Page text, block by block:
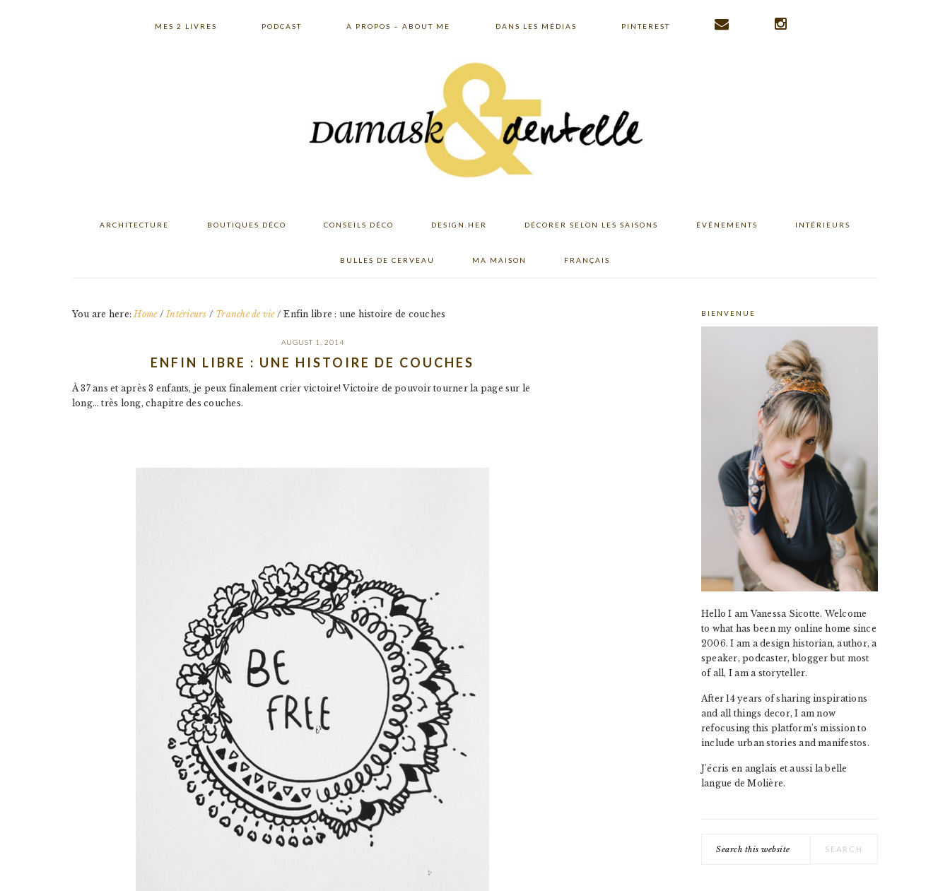
MES 2 LIVRES PODCAST À PROPOS – ABOUT ME DANS LES MÉDIAS PINTEREST
ARCHITECTURE BOUTIQUES DÉCO CONSEILS DÉCO DESIGN.HER DÉCORER SELON LES SAISONS ÉVÉNEMENTS INTÉRIEURS
BULLES DE CERVEAU MA MAISON FRANÇAIS
You are here:Home / Intérieurs / Tranche de vie / Enfin libre : une histoire de couches
AUGUST 1, 2014
ENFIN LIBRE : UNE HISTOIRE DE COUCHES
À 37 ans et après 3 enfants, je peux finalement crier victoire! Victoire de pouvoir tourner la page sur le
long… très long, chapitre des couches.
PRIMARY
BIENVENUE
Hello I am Vanessa Sicotte. Welcome
to what has been my online home since
2006. I am a design historian, author, a
speaker, podcaster, blogger but most
of all, I am a storyteller.
After 14 years of sharing inspirations
and all things decor, I am now
refocusing this platform's mission to
include urban stories and manifestos.
J'écris en anglais et aussi la belle
langue de Molière.
this